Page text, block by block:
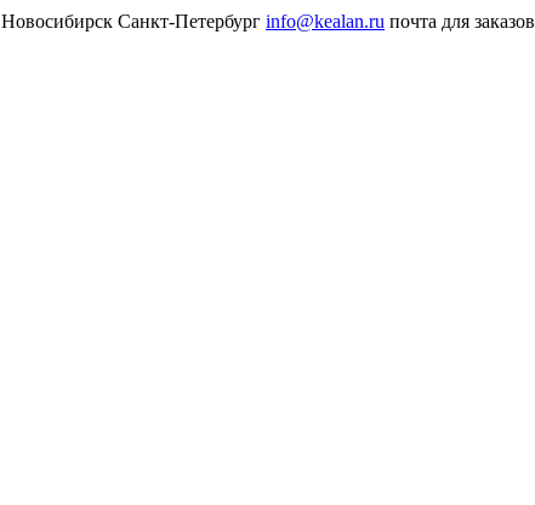
Новосибирск Санкт-Петербург info@kealan.ru почта для заказов